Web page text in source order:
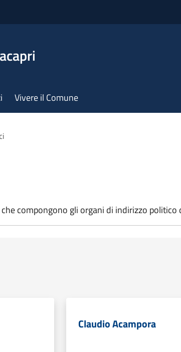
Vivere il Comune
compongono gli organi di indirizzo politico
Claudio Acampora